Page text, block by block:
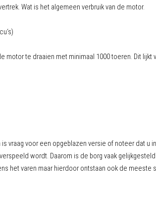
Wat is het algemeen verbruik van de motor.
te draaien met minimaal 1000 toeren. Dit lijkt
voor een opgeblazen versie of noteer dat u
wordt. Daarom is de borg vaak
het varen maar hierdoor ontstaan ook de meeste